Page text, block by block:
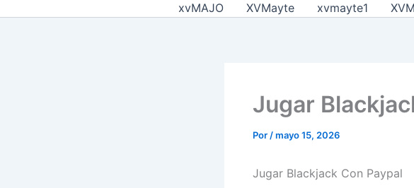
xvMAJO
XVMayte xvmayte1
Jugar
Por /mayo 15, 2026
Jugar Blackjack Con Paypal